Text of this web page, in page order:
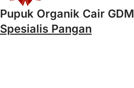
Pupuk Organik Cair GDM
Spesialis Pangan